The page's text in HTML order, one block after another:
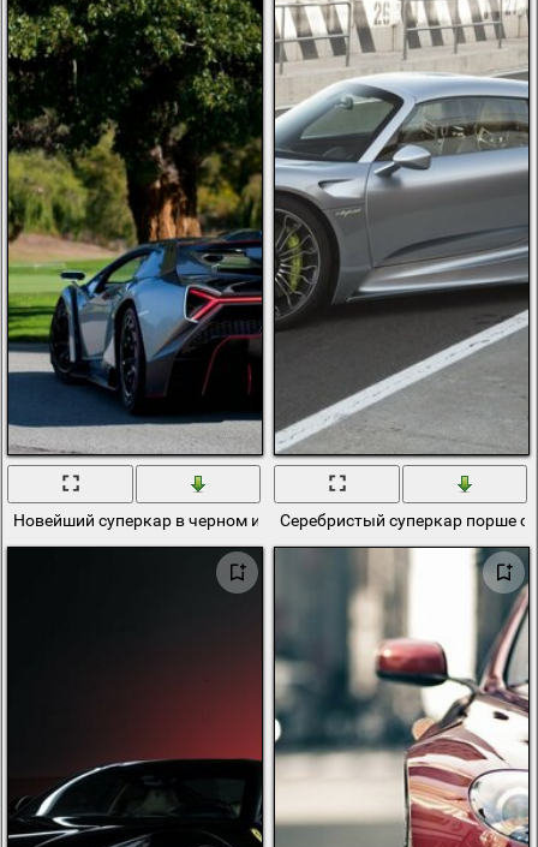
Новейший суперкар в черном и красном тонеСеребристый суперкар порше